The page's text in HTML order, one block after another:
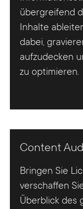
übergreifend
Inhalte
dabei,
aufzudecken
zu optimieren.
Content
Bringen Sie
verschaffen
Überblick des